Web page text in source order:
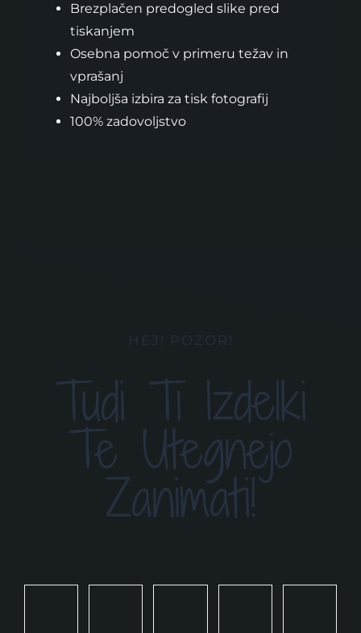
Brezplačen predogled slike pred
tiskanjem
Osebna pomoč v primeru težav in
vprašanj
Najboljša izbira za tisk fotografij
100% zadovoljstvo
HEJ! POZOR!
Tudi Ti Izdelki
Te Utegnejo
Zanimati!